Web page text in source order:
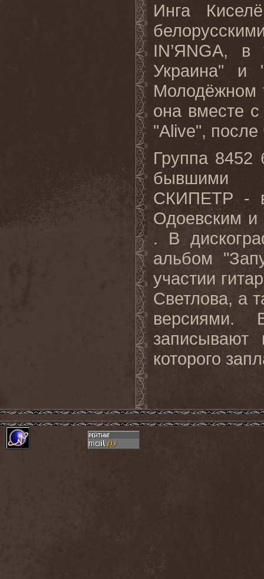
Инга
IN’ЯNGA, в
Украина" и
Молодёжном
она вместе
"Alive", после
Группа 8452
бывшими
СКИПЕТР -
Одоевским
. В
альбом
участии
Светлова, а
версиями.
записывают
которого